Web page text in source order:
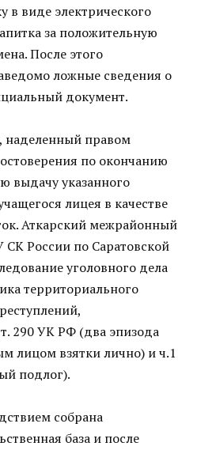
в виде электрического
за положительную
После этого
ложные сведения о
документ.
наделенный правом
по окончанию
выдачу указанного
лицея в качестве
Аткарский межрайонный
СК России по Саратовской
уголовного дела
территориального
290 УК РФ (два эпизода
лицом взятки лично) и ч.1
подлог).
собрана
база и после